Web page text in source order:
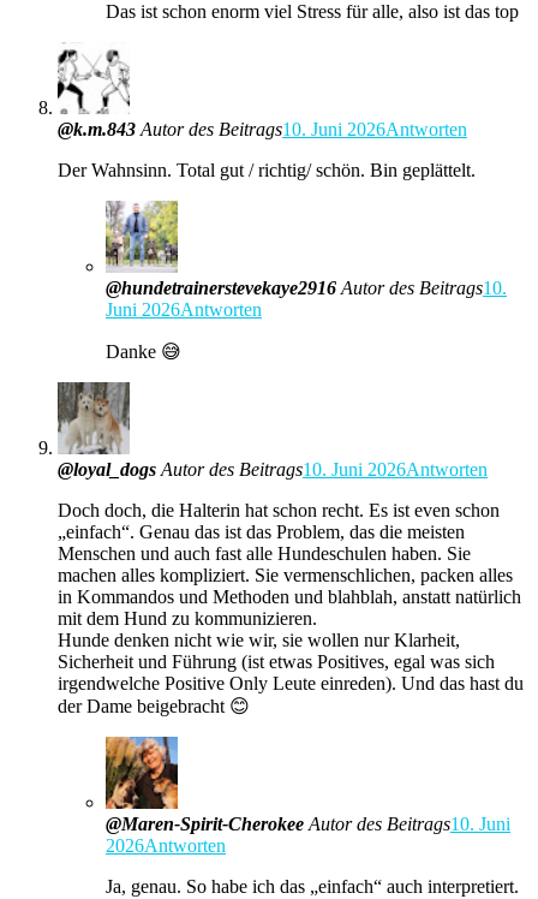
Das ist schon enorm viel Stress für alle, also ist das top
@k.m.843 Autor des Beitrags10. Juni 2026Antworten
Der Wahnsinn. Total gut / richtig/ schön. Bin geplättelt.
@hundetrainerstevekaye2916 Autor des Beitrags10.
Juni 2026Antworten
Danke 😅
@loyal_dogs Autor des Beitrags10. Juni 2026Antworten
Doch doch, die Halterin hat schon recht. Es ist even schon
„einfach“. Genau das ist das Problem, das die meisten
Menschen und auch fast alle Hundeschulen haben. Sie
machen alles kompliziert. Sie vermenschlichen, packen alles
in Kommandos und Methoden und blahblah, anstatt natürlich
mit dem Hund zu kommunizieren.
Hunde denken nicht wie wir, sie wollen nur Klarheit,
Sicherheit und Führung (ist etwas Positives, egal was sich
irgendwelche Positive Only Leute einreden). Und das hast du
der Dame beigebracht 😊
@Maren-Spirit-Cherokee Autor des Beitrags10. Juni
2026Antworten
Ja, genau. So habe ich das „einfach“ auch interpretiert.